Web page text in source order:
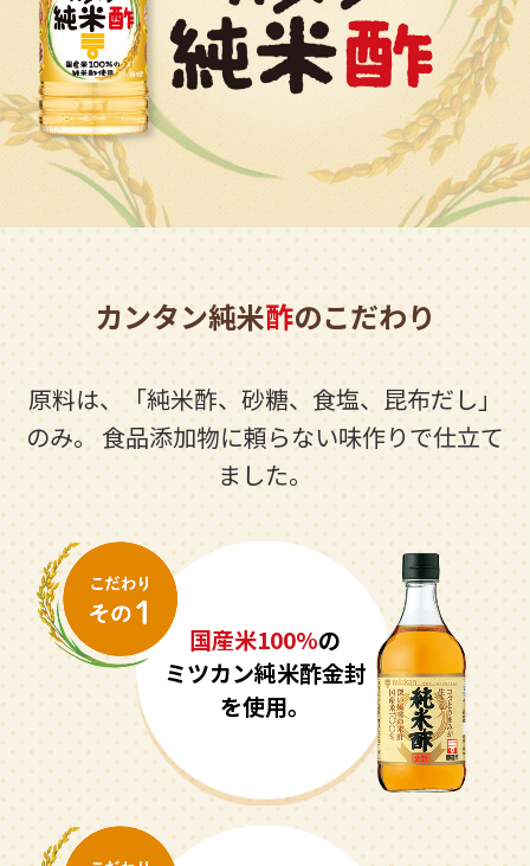
酢 調味酢
お酢ドリンク ぽん酢
スープ 中華
クイック調味料
おすしの素
炊き込みご飯の素 米飯用調味液
納豆
新商品一覧
キャンペーン情報
ブランド・スペシャルサイト
ブランド・スペシャルサイト トップ
くらしプラ酢
お酢ドリンク
味ぽん
かおりの蔵
つゆ
鍋なび
納豆のサイト
スペシャルサイト
国内事業概要
ミツカングループについて
企業理念
ミツカンの歴史
ミツカンを知る
水の文化センター（アーカイブ）
ZENB initiative
MIM（ミツカンミュージアム）
ニュースリリース
お客様相談センター
お客様の声をいかしました
販売終了製品のご案内
よくあるご質問
カンタン純米酢のこだわり
原料は、「純米酢、砂糖、食塩、昆布だし」
のみ。
食品添加物に頼らない味作りで仕立て
ました。
国産米100%の
ミツカン純米酢金封
を使用。